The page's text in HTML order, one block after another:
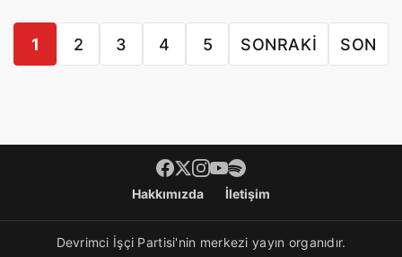
1 2 3 4 5 SONRAKI SON
Footer menüHakkımızda İletişim
Devrimci İşçi Partisi'nin merkezi yayın organıdır.